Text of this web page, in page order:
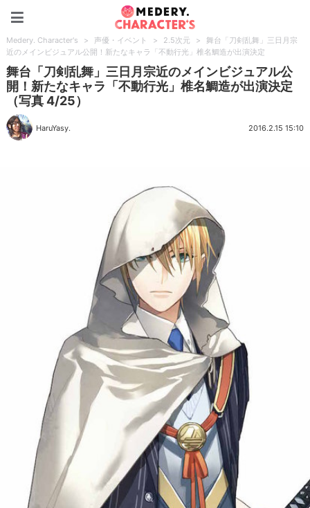
Medery. Character's > 声優・イベント > 2.5次元 >
舞台「刀剣乱舞」三日月宗
近のメインビジュアル公開！新たなキャラ「不動行光」椎名鯛造が出演決定
舞台「刀剣乱舞」三日月宗近のメインビジュアル公
開！新たなキャラ「不動行光」椎名鯛造が出演決定
（写真 4/25）
HaruYasy. 2016.2.15 15:10